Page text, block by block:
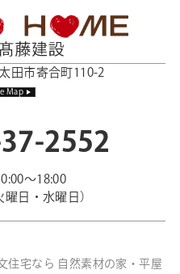
田市寄合町110-2
Map
2552
～18:00
曜日・水曜日）
住宅なら 自然素材の家・平屋